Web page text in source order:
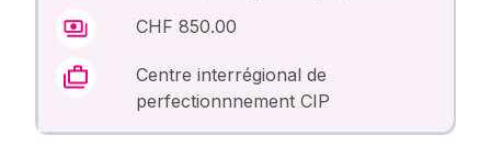
CHF 850.00
Centre interrégional de
perfectionnnement CIP